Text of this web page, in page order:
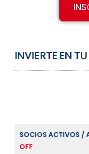
INVIERTE EN
SOCIOS ACTIVOS /
OFF